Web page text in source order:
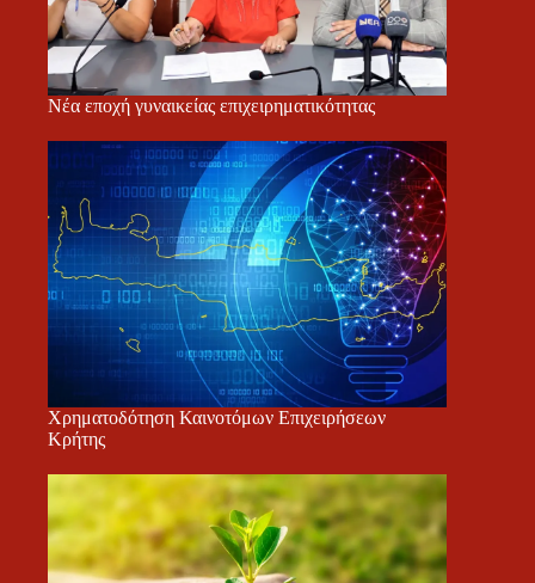
Νέα εποχή γυναικείας επιχειρηματικότητας
Χρηματοδότηση Καινοτόμων Επιχειρήσεων
Κρήτης